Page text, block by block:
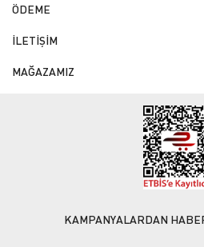
ÖDEME
İLETİŞİM
MAĞAZAMIZ
KAMPANYALARDAN